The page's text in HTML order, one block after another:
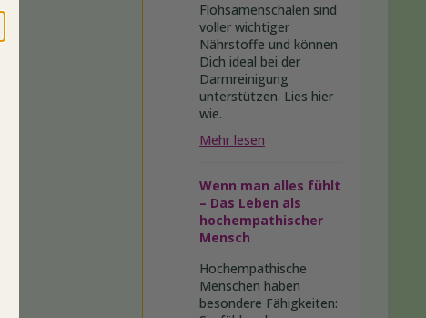
Flohsamenschalen sind
voller wichtiger
Nährstoffe und können
Dich ideal bei der
Darmreinigung
unterstützen. Lies hier
wie.
Mehr lesen
Wenn man alles fühlt
– Das Leben als
hochempathischer
Mensch
Hochempathische
Menschen haben
besondere Fähigkeiten: